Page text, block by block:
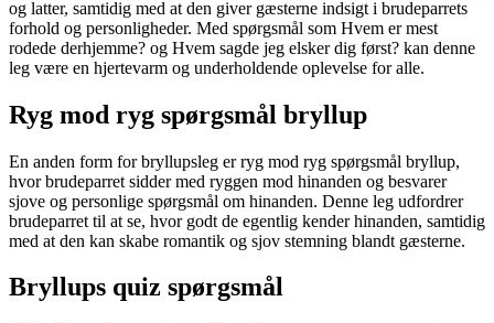
og latter, samtidig med at den giver gæsterne indsigt i brudeparrets
forhold og personligheder. Med spørgsmål som Hvem er mest
rodede derhjemme? og Hvem sagde jeg elsker dig først? kan denne
leg være en hjertevarm og underholdende oplevelse for alle.
Ryg mod ryg spørgsmål bryllup
En anden form for bryllupsleg er ryg mod ryg spørgsmål bryllup,
hvor brudeparret sidder med ryggen mod hinanden og besvarer
sjove og personlige spørgsmål om hinanden. Denne leg udfordrer
brudeparret til at se, hvor godt de egentlig kender hinanden, samtidig
med at den kan skabe romantik og sjov stemning blandt gæsterne.
Bryllups quiz spørgsmål